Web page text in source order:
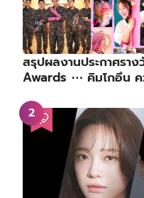
สรุปผลงานประกาศรา
Awards ⋯ คิมโกอึน ค